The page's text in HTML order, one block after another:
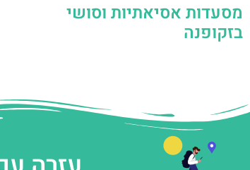
מסעדות אסיאתיות וסושי
בזקופנה